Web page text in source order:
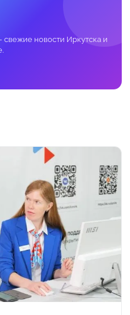
свежие новости Иркутска и